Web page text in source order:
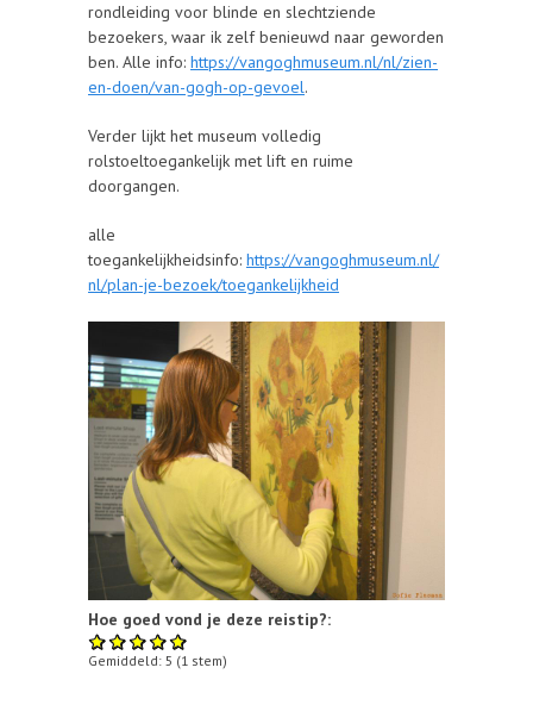
rondleiding voor blinde en slechtziende
bezoekers, waar ik zelf benieuwd naar geworden
ben. Alle info: https://vangoghmuseum.nl/nl/zien-
en-doen/van-gogh-op-gevoel.
Verder lijkt het museum volledig
rolstoeltoegankelijk met lift en ruime
doorgangen.
alle
toegankelijkheidsinfo: https://vangoghmuseum.nl/
nl/plan-je-bezoek/toegankelijkheid
Hoe goed vond je deze reistip?:
Gemiddeld: 5 (1 stem)